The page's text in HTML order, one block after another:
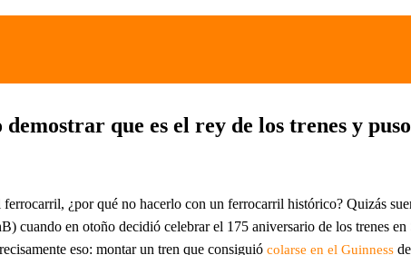
que es el rey de los trenes y
¿por qué no hacerlo con un ferrocarril histórico? Quizás
cuando en otoño decidió celebrar el 175 aniversario de los trenes
eso: montar un tren que consiguió colarse en el Guinness